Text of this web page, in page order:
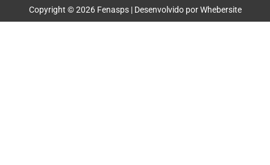
Copyright © 2026 Fenasps | Desenvolvido por Whebersite